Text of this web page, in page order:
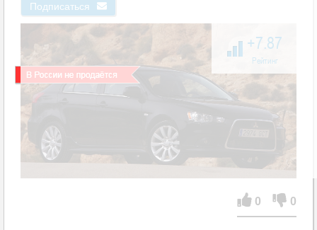
Подписаться
+7.87
Рейтинг
0 0